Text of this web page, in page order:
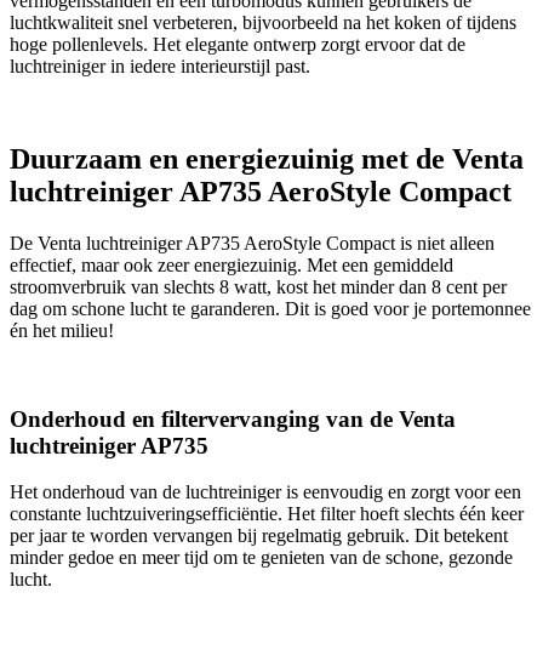
luchtkwaliteit snel verbeteren, bijvoorbeeld na het koken of tijdens
hoge pollenlevels. Het elegante ontwerp zorgt ervoor dat de
luchtreiniger in iedere interieurstijl past.
Duurzaam en energiezuinig met de Venta
luchtreiniger AP735 AeroStyle Compact
De Venta luchtreiniger AP735 AeroStyle Compact is niet alleen
effectief, maar ook zeer energiezuinig. Met een gemiddeld
stroomverbruik van slechts 8 watt, kost het minder dan 8 cent per
dag om schone lucht te garanderen. Dit is goed voor je portemonnee
én het milieu!
Onderhoud en filtervervanging van de Venta
luchtreiniger AP735
Het onderhoud van de luchtreiniger is eenvoudig en zorgt voor een
constante luchtzuiveringsefficiëntie. Het filter hoeft slechts één keer
per jaar te worden vervangen bij regelmatig gebruik. Dit betekent
minder gedoe en meer tijd om te genieten van de schone, gezonde
lucht.